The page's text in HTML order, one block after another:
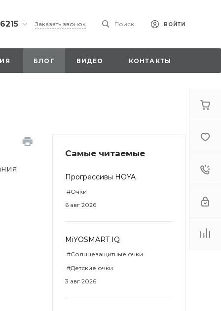
со
Заказать звонок Поиск ВОЙТИ
БЛОГ ВИДЕО КОНТАКТЫ
Самые читаемые
Прогрессивы HOYA
#Очки
6 авг 2026
MiYOSMART IQ
#Солнцезащитные очки
#Детские очки
3 авг 2026